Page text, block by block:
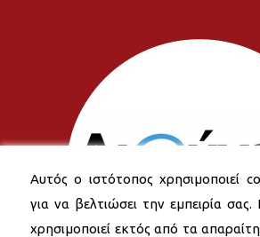
Αυτός ο ιστότοπος χρησιμοποιεί
για να βελτιώσει την εμπειρία σας.
χρησιμοποιεί εκτός από τα